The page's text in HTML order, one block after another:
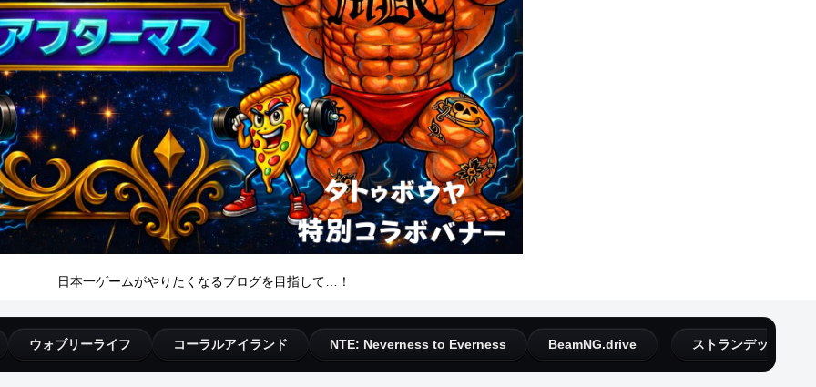
日本一ゲームがやりたくなるブログを目指して…！
ウォブリーライフ コーラルアイランド NTE: Neverness to Everness BeamNG.drive ストランデッドディ